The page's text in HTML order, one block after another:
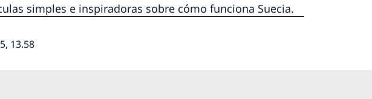
simples e inspiradoras sobre cómo funciona Suecia.
13.58